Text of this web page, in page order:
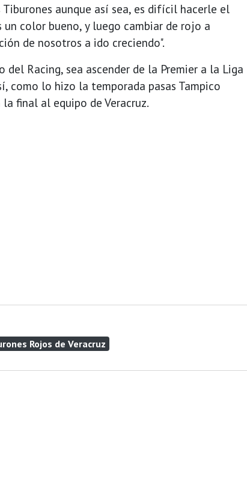
aunque así sea, es difícil hacerle el
color bueno, y luego cambiar de rojo a
de nosotros a ido creciendo".
Racing, sea ascender de la Premier a la Liga
como lo hizo la temporada pasas Tampico
final al equipo de Veracruz.
Rojos de Veracruz